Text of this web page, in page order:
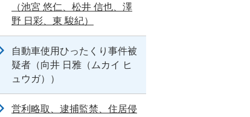
（池宮 悠仁、松井 信也、澤
野 日彩、東 駿紀）
自動車使用ひったくり事件被
疑者（向井 日雅（ムカイ ヒ
ュウガ））
営利略取、逮捕監禁、住居侵